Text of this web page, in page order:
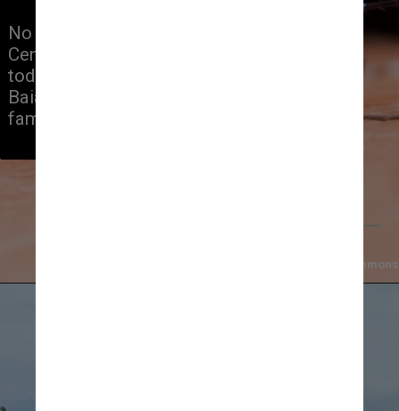
No estado do Rio de Janeiro, o
Centro Histórico de Paraty com
toda sua cultura e deslumbrante, a
Baia de Angra dos Reis e da
famosa Ilha Grande
Enio Prado/Wikimediacommons